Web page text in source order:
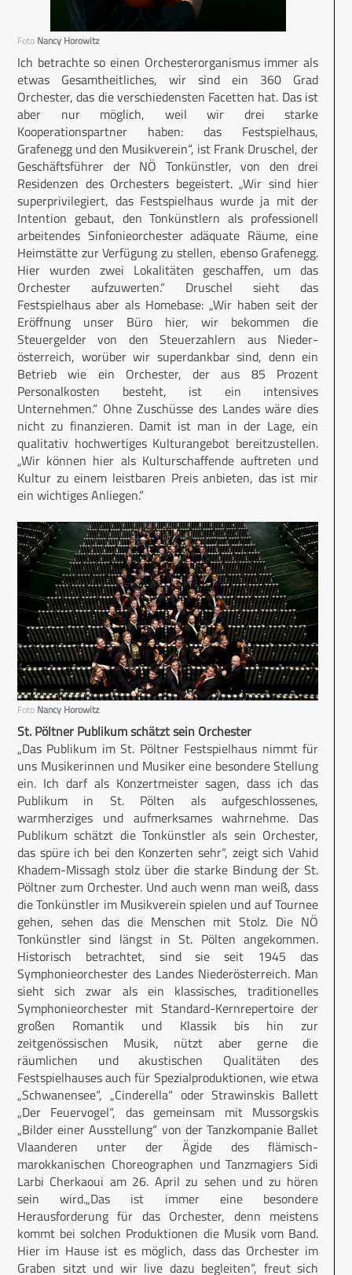
Foto Nancy Horowitz
Ich betrachte so einen Orchesterorganismus immer als
etwas Gesamtheitliches, wir sind ein 360 Grad
Orchester, das die verschiedensten Facetten hat. Das ist
aber nur möglich, weil wir drei starke
Kooperationspartner haben: das Festspielhaus,
Grafenegg und den Musikverein“, ist Frank Druschel, der
Geschäftsführer der NÖ Tonkünstler, von den drei
Residenzen des Orchesters begeistert. „Wir sind hier
superprivilegiert, das Festspielhaus wurde ja mit der
Intention gebaut, den Tonkünstlern als professionell
arbeitendes Sinfonieorchester adäquate Räume, eine
Heimstätte zur Verfügung zu stellen, ebenso Grafenegg.
Hier wurden zwei Lokalitäten geschaffen, um das
Orchester aufzuwerten.“ Druschel sieht das
Festspielhaus aber als Homebase: „Wir haben seit der
Eröffnung unser Büro hier, wir bekommen die
Steuergelder von den Steuerzahlern aus Nieder­
österreich, worüber wir superdankbar sind, denn ein
Betrieb wie ein Orchester, der aus 85 Prozent
Personalkosten besteht, ist ein intensives
Unternehmen.“ Ohne Zuschüsse des Landes wäre dies
nicht zu finanzieren. Damit ist man in der Lage, ein
qualitativ hochwertiges Kulturangebot bereitzustellen.
„Wir können hier als Kulturschaffende auftreten und
Kultur zu einem leistbaren Preis anbieten, das ist mir
ein wichtiges Anliegen.“
Foto Nancy Horowitz
St. Pöltner Publikum schätzt sein Orchester
„Das Publikum im St. Pöltner Festspielhaus nimmt für
uns Musikerinnen und Musiker eine besondere Stellung
ein. Ich darf als Konzertmeister sagen, dass ich das
Publikum in St. Pölten als aufgeschlossenes,
warmherziges und aufmerksames wahrnehme. Das
Publikum schätzt die Tonkünstler als sein Orchester,
das spüre ich bei den Konzerten sehr“, zeigt sich Vahid
Khadem-Missagh stolz über die starke Bindung der St.
Pöltner zum Orchester. Und auch wenn man weiß, dass
die Tonkünstler im Musikverein spielen und auf Tournee
gehen, sehen das die Menschen mit Stolz. Die NÖ
Tonkünstler sind längst in St. Pölten angekommen.
Historisch betrachtet, sind sie seit 1945 das
Symphonieorchester des Landes Niederösterreich. Man
sieht sich zwar als ein klassisches, traditionelles
Symphonieorchester mit Standard-Kernrepertoire der
großen Romantik und Klassik bis hin zur
zeitgenössischen Musik, nützt aber gerne die
räumlichen und akustischen Qualitäten des
Festspielhauses auch für Spezialproduktionen, wie etwa
„Schwanensee“, „Cinderella“ oder Strawinskis Ballett
„Der Feuervogel“, das gemeinsam mit Mussorgskis
„Bilder einer Ausstellung“ von der Tanzkompanie Ballet
Vlaanderen unter der Ägide des flämisch-
marokkanischen Choreographen und Tanzmagiers Sidi
Larbi Cherkaoui am 26. April zu sehen und zu hören
sein wird.„Das ist immer eine besondere
Herausforderung für das Orchester, denn meistens
kommt bei solchen Produktionen die Musik vom Band.
Hier im Hause ist es möglich, dass das Orchester im
Graben sitzt und wir live dazu begleiten“, freut sich